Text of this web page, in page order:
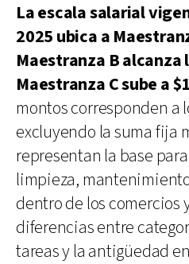
La escala salarial
2025 ubica a
Maestranza B alcanza
Maestranza C sube a
montos corresponden a
excluyendo la suma fija
representan la base
limpieza,
dentro de los comercios
diferencias entre
tareas y la antigüedad